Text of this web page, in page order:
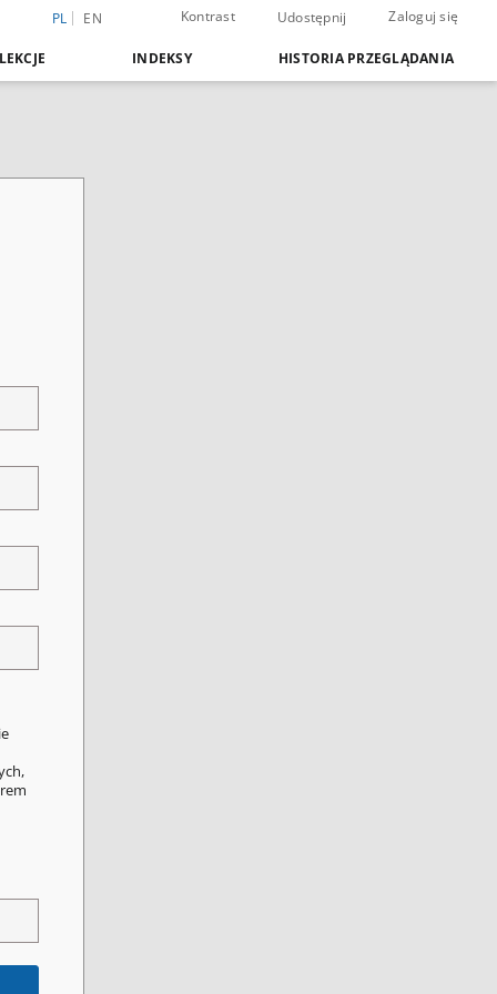
PL EN Kontrast Udostępnij Zaloguj się
INDEKSY HISTORIA PRZEGLĄDANIA